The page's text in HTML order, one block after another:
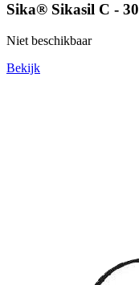
Sika® Sikasil C -
Niet beschikbaar
Bekijk